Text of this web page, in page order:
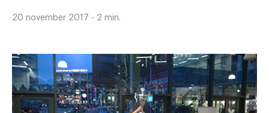
20 november 2017 - 2 min.